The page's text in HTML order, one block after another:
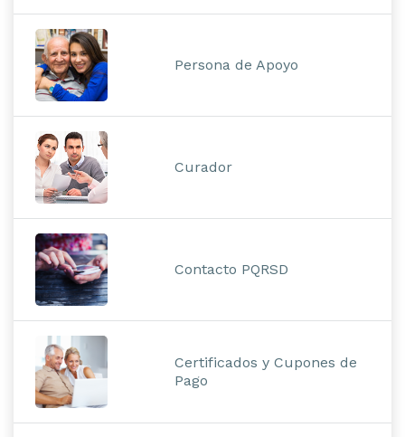
Persona de Apoyo
Curador
Contacto PQRSD
Certificados y Cupones de
Pago